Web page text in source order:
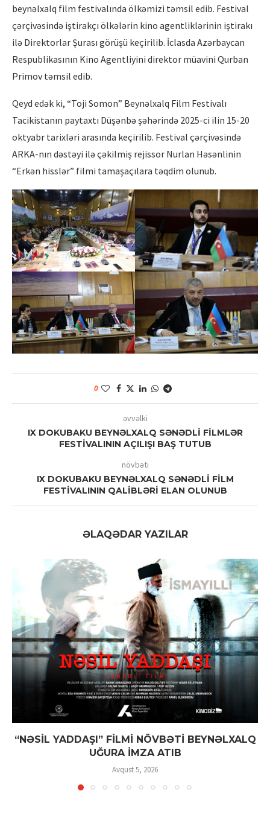
beynəlxalq film festivalında ölkəmizi təmsil edib. Festival
çərçivəsində iştirakçı ölkələrin kino agentliklərinin iştirakı
ilə Direktorlar Şurası görüşü keçirilib. İclasda Azərbaycan
Respublikasının Kino Agentliyini direktor müavini Qurban
Primov təmsil edib.
Qeyd edək ki, “Toji Somon” Beynəlxalq Film Festivalı
Tacikistanın paytaxtı Düşənbə şəhərində 2025-ci ilin 15-20
oktyabr tarixləri arasında keçirilib. Festival çərçivəsində
ARKA-nın dəstəyi ilə çəkilmiş rejissor Nurlan Həsənlinin
“Erkən hisslər” filmi tamaşaçılara təqdim olunub.
0
əvvəlki
IX DOKUBAKU BEYNƏLXALQ SƏNƏDLİ FİLMLƏR
FESTİVALININ AÇILIŞI BAŞ TUTUB
növbəti
IX DOKUBAKU BEYNƏLXALQ SƏNƏDLİ FİLM
FESTİVALININ QALİBLƏRİ ELAN OLUNUB
ƏLAQƏDAR YAZILAR
“NƏSİL YADDAŞI” FİLMİ NÖVBƏTİ BEYNƏLXALQ
UĞURA İMZA ATIB
Avqust 5, 2026